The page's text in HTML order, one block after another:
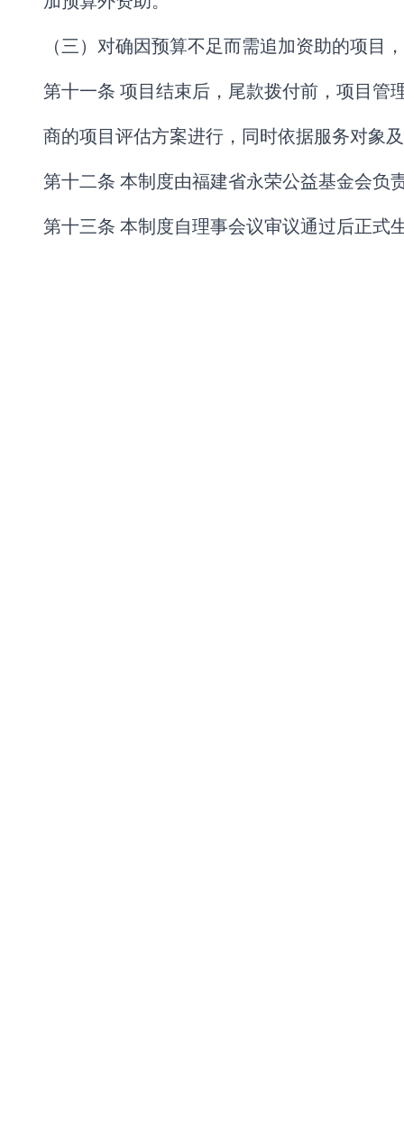
（三）对确因预算不足而需追加资助的项
第十一条 项目结束后，尾款拨付前，项目管
商的项目评估方案进行，同时依据服务对象
第十二条 本制度由福建省永荣公益基金会负
第十三条 本制度自理事会议审议通过后正式